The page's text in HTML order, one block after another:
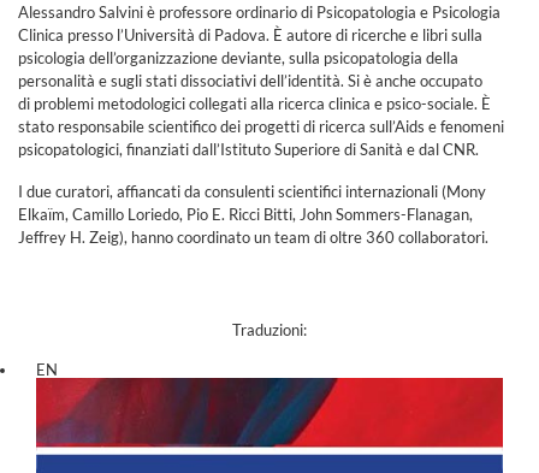
Alessandro Salvini è professore ordinario di Psicopatologia e Psicologia
Clinica presso l’Università di Padova. È autore di ricerche e libri sulla
psicologia dell’organizzazione deviante, sulla psicopatologia della
personalità e sugli stati dissociativi dell’identità. Si è anche occupato
di problemi metodologici collegati alla ricerca clinica e psico-sociale. È
stato responsabile scientifico dei progetti di ricerca sull’Aids e fenomeni
psicopatologici, finanziati dall’Istituto Superiore di Sanità e dal CNR.
I due curatori, affiancati da consulenti scientifici internazionali (Mony
Elkaïm, Camillo Loriedo, Pio E. Ricci Bitti, John Sommers-Flanagan,
Jeffrey H. Zeig), hanno coordinato un team di oltre 360 collaboratori.
Traduzioni:
EN